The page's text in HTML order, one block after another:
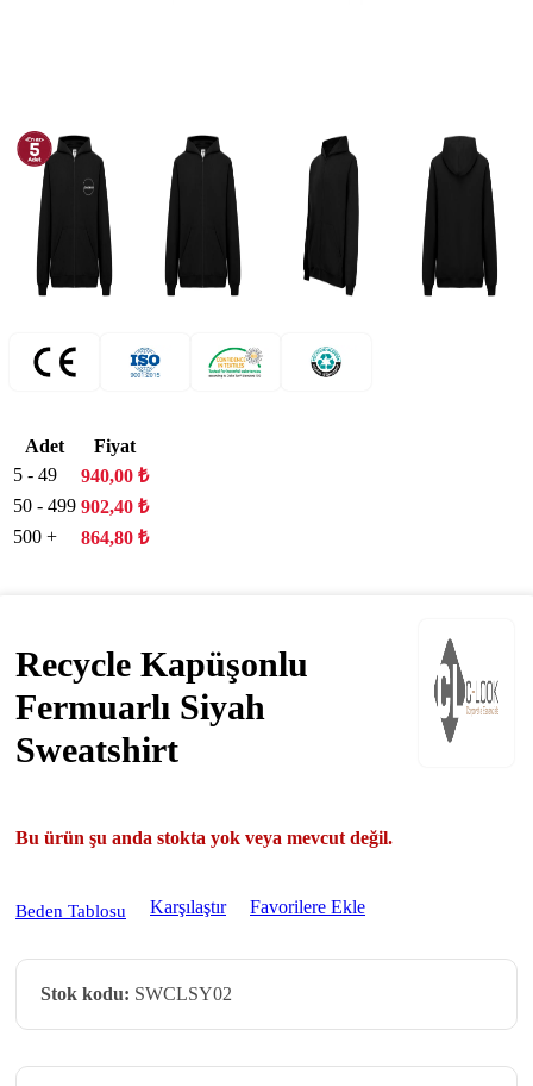
Adet
Fiyat
5 - 49
940,00 ₺
50 - 499 902,40 ₺
500 +
864,80 ₺
Recycle Kapüşonlu
Fermuarlı Siyah
Sweatshirt
Bu ürün şu anda stokta yok veya mevcut değil.
Beden Tablosu Karşılaştır Favorilere Ekle
Stok kodu: SWCLSY02